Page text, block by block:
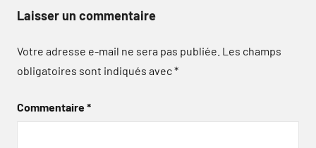
Laisser un commentaire
Votre adresse e-mail ne sera pas publiée. Les champs
obligatoires sont indiqués avec*
Commentaire*